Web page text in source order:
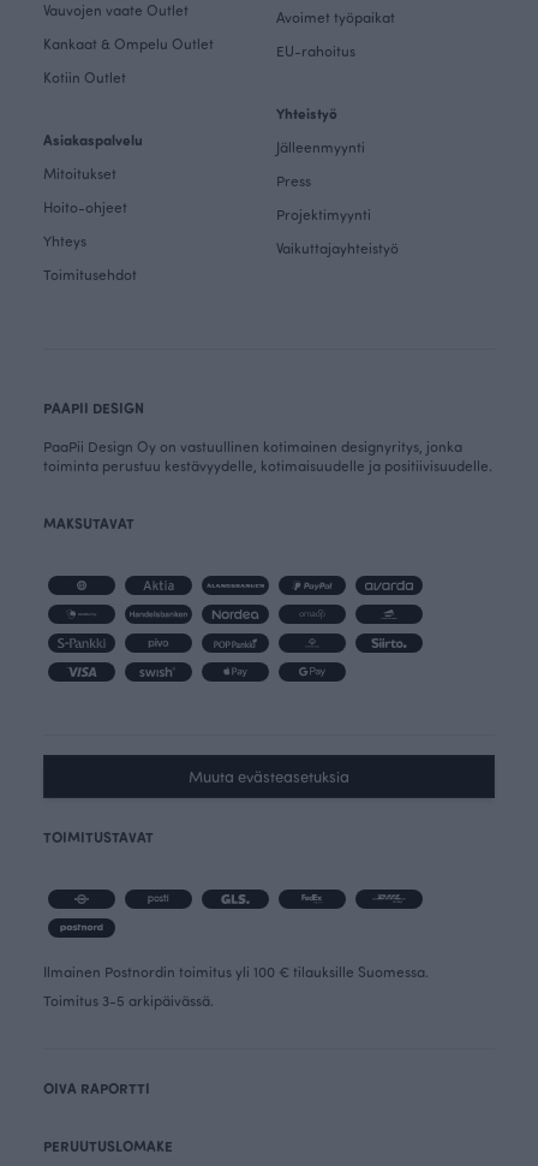
Vauvojen vaate Outlet
Kankaat & Ompelu Outlet
Kotiin Outlet
Asiakaspalvelu
Mitoitukset
Hoito-ohjeet
Yhteys
Toimitusehdot
Avoimet työpaikat
EU-rahoitus
Yhteistyö
Jälleenmyynti
Press
Projektimyynti
Vaikuttajayhteistyö
PAAPII DESIGN
PaaPii Design Oy on vastuullinen kotimainen designyritys, jonka
toiminta perustuu kestävyydelle, kotimaisuudelle ja positiivisuudelle.
MAKSUTAVAT
Muuta evästeasetuksia
TOIMITUSTAVAT
Ilmainen Postnordin toimitus yli 100 € tilauksille Suomessa.
Toimitus 3-5 arkipäivässä.
OIVA RAPORTTI
PERUUTUSLOMAKE